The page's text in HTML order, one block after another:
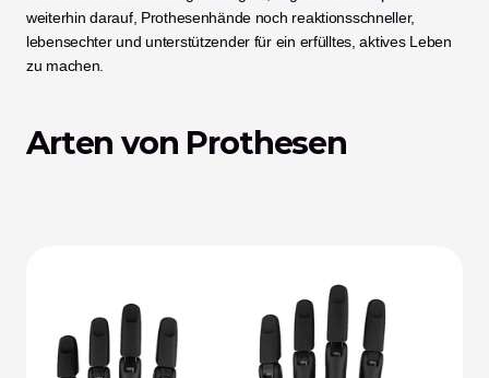
weiterhin darauf, Prothesenhände noch reaktionsschneller,
lebensechter und unterstützender für ein erfülltes, aktives Leben
zu machen.
Arten von Prothesen